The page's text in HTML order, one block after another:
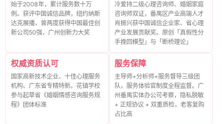
始于2008年，累计服务数十万
例。获评中国诚信品牌，纽约纳斯
达克展播，曾两度获得中国最佳创
新公司50强，广州创新力大奖
冷爱持二级心理咨询师、婚姻家庭
咨询师双证，番禺区产业高端人才
肖振兴获中国诚信企业家、省心理
产业发展贡献奖。原创「真假性分
手挽回模型」与「断桥理论」
权威资质认可
国家高新技术企业、十佳心理服务
机构、广东省专精特新。花镇学校
参与起草省《婚姻情感咨询服务规
程》团体标准
服务保障
主导师+分析师+服务督导三级团
队，服务体验官制度全程监督。广
州番禺实体办公可考察，隐私脱敏
+ 正规协议 + 双重质检，老客复购
占比高